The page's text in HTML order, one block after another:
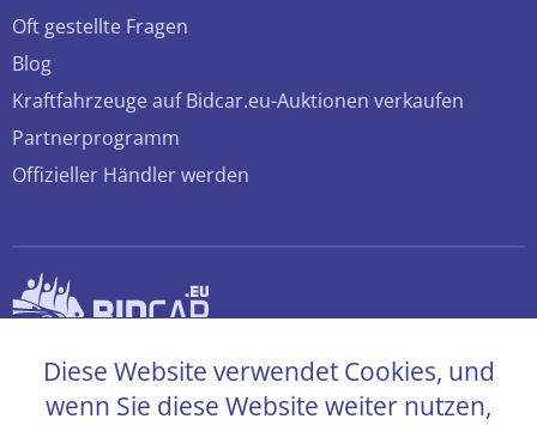
Oft gestellte Fragen
Blog
Kraftfahrzeuge auf Bidcar.eu-Auktionen verkaufen
Partnerprogramm
Offizieller Händler werden
© 2026 bidcar.eu
Alle Rechte sind vorbehalten
Diese Website verwendet Cookies, und
wenn Sie diese Website weiter nutzen,